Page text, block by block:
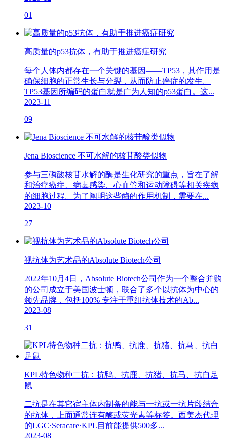
01
高质量的p53抗体，有助于推进癌症研究
每个人体内都存在一个关键的基因——TP53，其作用是
确保细胞的正常生长与分裂，从而防止癌症的发生。
TP53基因所编码的蛋白就是广为人知的p53蛋白。这...
2023-11
09
Jena Bioscience 不可水解的核苷酸类似物
参与三磷酸核苷水解的酶是生化研究的重点，旨在了解
和治疗癌症、病毒感染、心血管和运动障碍等相关疾病
的细胞过程。为了阐明这些酶的作用机制，需要在...
2023-10
27
视抗体为艺术品的Absolute Biotech公司
2022年10月4日，Absolute Biotech公司作为一个整合并购
的公司成立于美国波士顿，联合了多个以抗体为中心的
领先品牌，包括100% 专注于重组抗体技术的Ab...
2023-08
31
KPL特色物种二抗：抗鸭、抗鹿、抗猪、抗马、抗白足
鼠
二抗是在其它宿主体内制备的能与一抗或一抗片段结合
的抗体，上面通常连有酶或荧光素等标签。西美杰代理
的LGC·Seracare·KPL目前能提供500多...
2023-08